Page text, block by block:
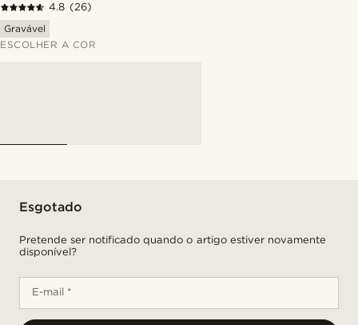
4.8 (26)
Gravável
ESCOLHER A COR
Esgotado
Pretende ser notificado quando o artigo estiver novamente
disponível?
E-mail *